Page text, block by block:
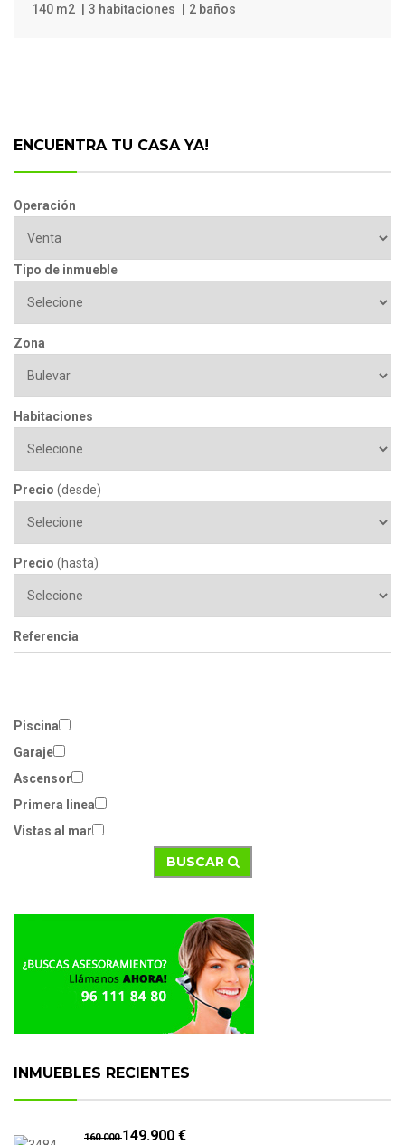
140 m2 3 habitaciones 2 baños
ENCUENTRA TU CASA YA!
Operación
Tipo de inmueble
Zona
Habitaciones
Precio (desde)
Precio (hasta)
Referencia
Piscina
Garaje
Ascensor
Primera linea
Vistas al mar
BUSCAR
INMUEBLES RECIENTES
160.000149.900 €